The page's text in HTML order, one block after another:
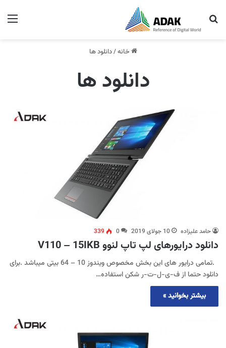
جستجو برای
خانه/دانلود ها
دانلود ها
حامد علیزاده 10 جولای 2019 0
339
دانلود درایورهای لپ تاپ لنوو V110 – 15IKB
.تمامی درایور های این بخش مخصوص ویندوز 10 – 64 بیتی میباشد .برای
دانلود حتما از ف-ی-ل-ت-ر شکن استفاده…
بیشتر بخوانید »